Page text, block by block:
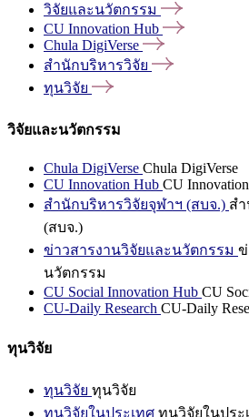
วิจัยและนวัตกรรม
CU Innovation Hub
Chula DigiVerse
สำนักบริหารวิจัย
ทุนวิจัย
วิจัยและนวัตกรรม
Chula DigiVerse Chula DigiVerse
CU Innovation Hub CU
สำนักบริหารวิจัยจุฬาฯ (สบจ.) ส
(สบจ.)
ข่าวสารงานวิจัยและนวัตกรรม ข่
นวัตกรรม
CU Social Innovation Hub CU
CU-Daily Research CU-Daily
ทุนวิจัย
ทุนวิจัย ทุนวิจัย
ทุนวิจัยในประเทศ ทุนวิจัยในประ